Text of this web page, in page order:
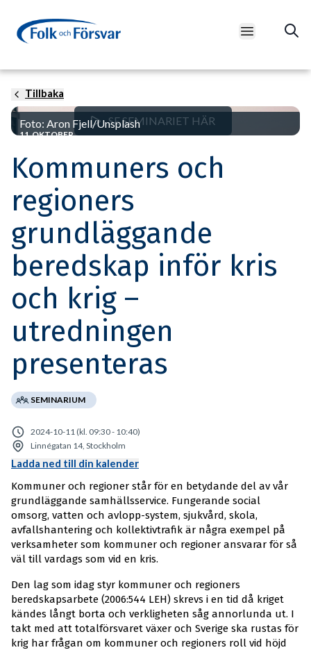
Open main
Tillbaka
Foto: Aron Fjell/UnsplashSE SEMINARIET HÄR
11 OKTOBER
Kommuners och
regioners
grundläggande
beredskap inför kris
och krig –
utredningen
presenteras
SEMINARIUM
2024-10-11 (kl. 09:30 - 10:40)
Linnégatan 14, Stockholm
Ladda ned till din kalender
Kommuner och regioner står för en betydande del av vår
grundläggande samhällsservice. Fungerande social
omsorg, vatten och avlopp-system, sjukvård, skola,
avfallshantering och kollektivtrafik är några exempel på
verksamheter som kommuner och regioner ansvarar för så
väl till vardags som vid en kris.
Den lag som idag styr kommuner och regioners
beredskapsarbete (2006:544 LEH) skrevs i en tid då kriget
kändes långt borta och verkligheten såg annorlunda ut. I
takt med att totalförsvaret växer och Sverige ska rustas för
krig har frågan om kommuner och regioners roll vid höjd